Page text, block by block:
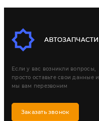
Если у вас возникли вопросы,
просто оставьте свои данные и
мы вам перезвоним
Заказать звонок